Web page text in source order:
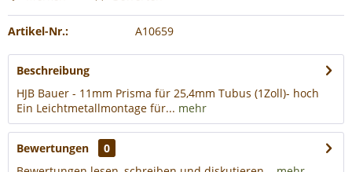
Artikel-Nr.: A10659
Beschreibung
HJB Bauer - 11mm Prisma für 25,4mm Tubus (1Zoll)- hoch
Ein Leichtmetallmontage für... mehr
Bewertungen
0